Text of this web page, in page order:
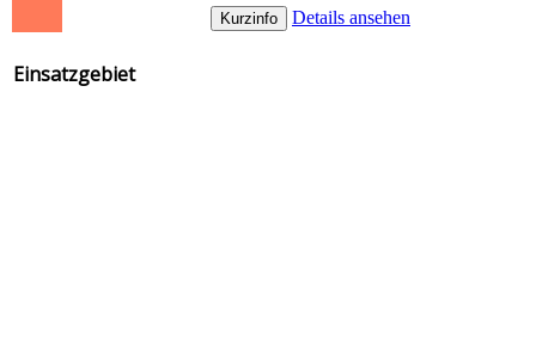
Details ansehen
Einsatzgebiet